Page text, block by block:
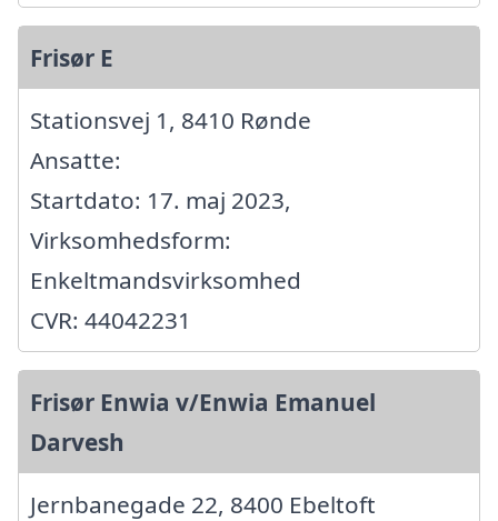
Frisør E
Stationsvej 1, 8410 Rønde
Ansatte:
Startdato: 17. maj 2023,
Virksomhedsform:
Enkeltmandsvirksomhed
CVR: 44042231
Frisør Enwia v/Enwia Emanuel
Darvesh
Jernbanegade 22, 8400 Ebeltoft